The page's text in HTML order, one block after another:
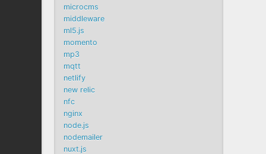
microcms
middleware
ml5.js
momento
mp3
mqtt
netlify
new relic
nfc
nginx
node.js
nodemailer
nuxt.js